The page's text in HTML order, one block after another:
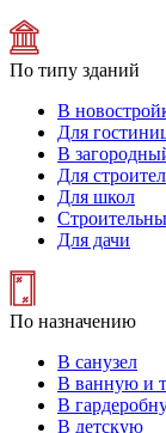
По типу зданий
В
Для
В
Для
Для школ
Для дачи
По назначению
В санузел
В ванную и
В
В детскую